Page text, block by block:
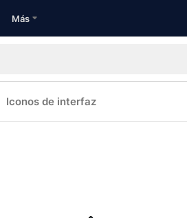
Más
Iconos de interfaz